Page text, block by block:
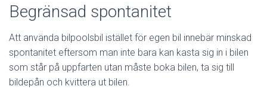
Begränsad spontanitet
Att använda bilpoolsbil istället för egen bil innebär minskad
spontanitet eftersom man inte bara kan kasta sig in i bilen
som står på uppfarten utan måste boka bilen, ta sig till
bildepån och kvittera ut bilen.